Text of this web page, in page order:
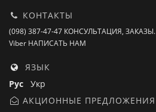
КОНТАКТЫ
(098) 387-47-47 КОНСУЛЬТАЦИЯ, ЗАКАЗЫ.
Viber НАПИСАТЬ НАМ
ЯЗЫК
Рус Укр
АКЦИОННЫЕ ПРЕДЛОЖЕНИЯ